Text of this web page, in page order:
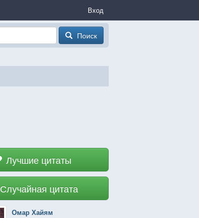
Вход
Поиск
Лучшие цитаты
Случайная цитата
Омар Хайям